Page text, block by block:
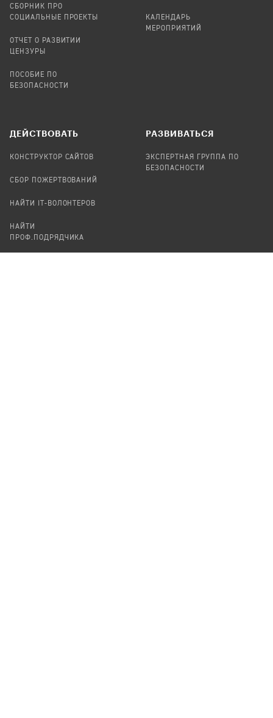
СБОРНИК ПРО
СОЦИАЛЬНЫЕ ПРОЕКТЫ
ОТЧЕТ О РАЗВИТИИ
ЦЕНЗУРЫ
ПОСОБИЕ ПО
БЕЗОПАСНОСТИ
КАЛЕНДАРЬ
МЕРОПРИЯТИЙ
ДЕЙСТВОВАТЬ
КОНСТРУКТОР САЙТОВ
СБОР ПОЖЕРТВОВАНИЙ
НАЙТИ IT-ВОЛОНТЕРОВ
НАЙТИ
ПРОФ.ПОДРЯДЧИКА
РАЗВИВАТЬСЯ
ЭКСПЕРТНАЯ ГРУППА ПО
БЕЗОПАСНОСТИ